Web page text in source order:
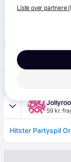
BR-
39 kr.
59 kr.
Hitster Partyspil
Liste over partnere